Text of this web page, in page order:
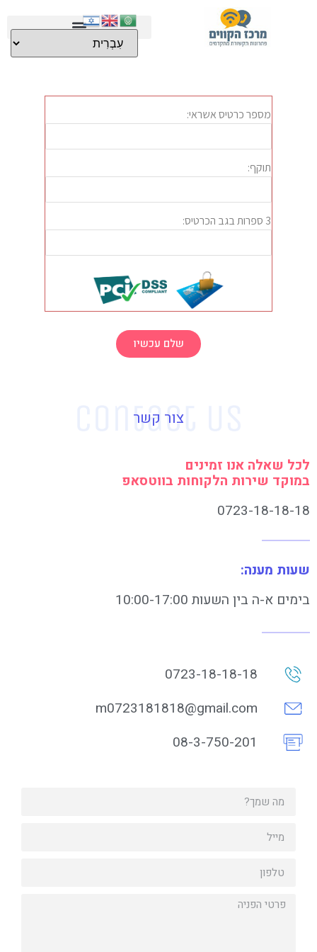
שלם עכשיו
צור קשר
לכל שאלה אנו זמינים
במוקד שירות הלקוחות בווטסאפ
0723-18-18-18
שעות מענה:
בימים א-ה בין השעות 10:00-17:00
0723-18-18-18
m0723181818@gmail.com
08-3-750-201